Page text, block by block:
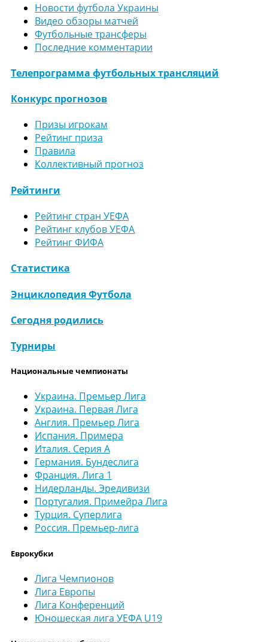
Новости футбола Украины
Видео обзоры матчей
Футбольные трансферы
Последние комментарии
Телепрограмма футбольных трансляций
Конкурс прогнозов
Призы игрокам
Рейтинг приза
Правила
Коллективный прогноз
Рейтинги
Рейтинг стран УЕФА
Рейтинг клубов УЕФА
Рейтинг ФИФА
Статистика
Энциклопедия Футбола
Сегодня родились
Турниры
Национальные чемпионаты
Украина. Премьер Лига
Украина. Первая Лига
Англия. Премьер Лига
Испания. Примера
Италия. Серия А
Германия. Бундеслига
Франция. Лига 1
Нидерланды. Эредивизи
Португалия. Примейра Лига
Турция. Суперлига
Россия. Премьер-лига
Еврокубки
Лига Чемпионов
Лига Европы
Лига Конференций
Юношеская лига УЕФА U19